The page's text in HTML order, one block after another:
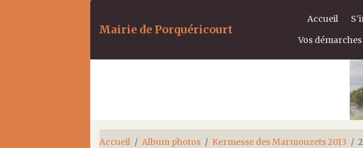
Mairie de Porquéricourt
Accueil
Vos
Accueil Album photos Kermesse des Marmouzets 2013